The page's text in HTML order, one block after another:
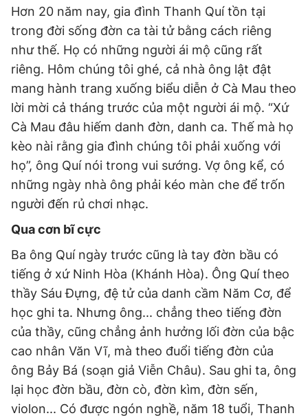
Hơn 20 năm nay, gia đình Thanh Quí tồn tại
trong đời sống đờn ca tài tử bằng cách riêng
như thế. Họ có những người ái mộ cũng rất
riêng. Hôm chúng tôi ghé, cả nhà ông lật đật
mang hành trang xuống biểu diễn ở Cà Mau theo
lời mời cả tháng trước của một người ái mộ. “Xứ
Cà Mau đâu hiếm danh đờn, danh ca. Thế mà họ
kèo nài rằng gia đình chúng tôi phải xuống với
họ”, ông Quí nói trong vui sướng. Vợ ông kể, có
những ngày nhà ông phải kéo màn che để trốn
người đến rủ chơi nhạc.
Qua cơn bĩ cực
Ba ông Quí ngày trước cũng là tay đờn bầu có
tiếng ở xứ Ninh Hòa (Khánh Hòa). Ông Quí theo
thầy Sáu Đựng, đệ tử của danh cầm Năm Cơ, để
học ghi ta. Nhưng ông... chẳng theo tiếng đờn
của thầy, cũng chẳng ảnh hưởng lối đờn của bậc
cao nhân Văn Vĩ, mà theo đuổi tiếng đờn của
ông Bảy Bá (soạn giả Viễn Châu). Sau ghi ta, ông
lại học đờn bầu, đờn cò, đờn kìm, đờn sến,
violon... Có được ngón nghề, năm 18 tuổi, Thanh